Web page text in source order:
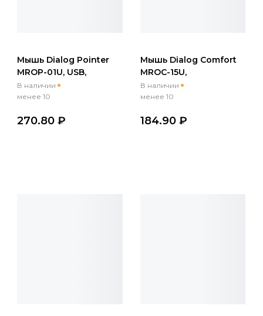
Мышь Dialog Pointer
MROP-01U, USB,
беспр.,опт.,6кн., 600-
1600dpi, черный
В наличии
менее 10
270.80 ₽
Мышь Dialog Comfort
MROC-15U,
беспр.,опт.,3кн.,
1200dpi, черный
В наличии
менее 10
184.90 ₽